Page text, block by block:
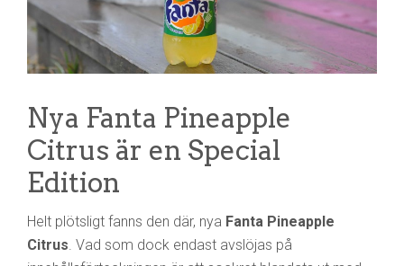
Nya Fanta Pineapple
Citrus är en Special
Edition
Helt plötsligt fanns den där, nya Fanta Pineapple
Citrus . Vad som dock endast avslöjas på